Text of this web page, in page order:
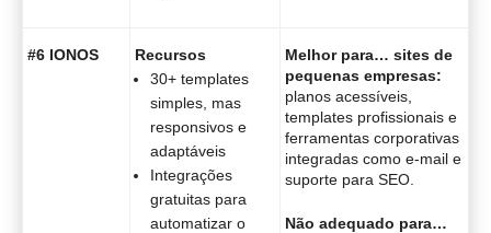
#6 IONOS
Recursos
30+ templates
simples, mas
responsivos e
adaptáveis
Integrações
gratuitas para
automatizar o
Melhor para… sites de
pequenas empresas:
planos acessíveis,
templates profissionais e
ferramentas corporativas
integradas como e-mail e
suporte para SEO.
Não adequado para…